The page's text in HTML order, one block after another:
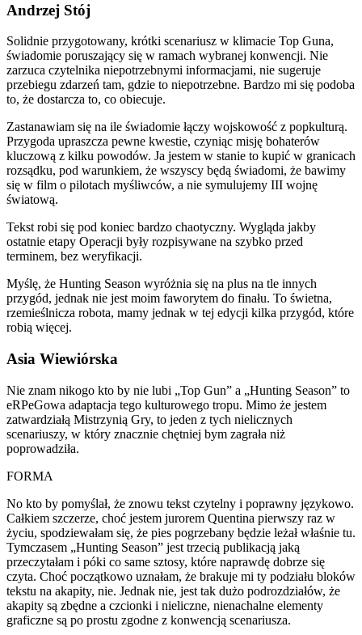
Andrzej Stój
Solidnie przygotowany, krótki scenariusz w klimacie Top Guna,
świadomie poruszający się w ramach wybranej konwencji. Nie
zarzuca czytelnika niepotrzebnymi informacjami, nie sugeruje
przebiegu zdarzeń tam, gdzie to niepotrzebne. Bardzo mi się podoba
to, że dostarcza to, co obiecuje.
Zastanawiam się na ile świadomie łączy wojskowość z popkulturą.
Przygoda upraszcza pewne kwestie, czyniąc misję bohaterów
kluczową z kilku powodów. Ja jestem w stanie to kupić w granicach
rozsądku, pod warunkiem, że wszyscy będą świadomi, że bawimy
się w film o pilotach myśliwców, a nie symulujemy III wojnę
światową.
Tekst robi się pod koniec bardzo chaotyczny. Wygląda jakby
ostatnie etapy Operacji były rozpisywane na szybko przed
terminem, bez weryfikacji.
Myślę, że Hunting Season wyróżnia się na plus na tle innych
przygód, jednak nie jest moim faworytem do finału. To świetna,
rzemieślnicza robota, mamy jednak w tej edycji kilka przygód, które
robią więcej.
Asia Wiewiórska
Nie znam nikogo kto by nie lubi „Top Gun” a „Hunting Season” to
eRPeGowa adaptacja tego kulturowego tropu. Mimo że jestem
zatwardziałą Mistrzynią Gry, to jeden z tych nielicznych
scenariuszy, w który znacznie chętniej bym zagrała niż
poprowadziła.
FORMA
No kto by pomyślał, że znowu tekst czytelny i poprawny językowo.
Całkiem szczerze, choć jestem jurorem Quentina pierwszy raz w
życiu, spodziewałam się, że pies pogrzebany będzie leżał właśnie tu.
Tymczasem „Hunting Season” jest trzecią publikacją jaką
przeczytałam i póki co same sztosy, które naprawdę dobrze się
czyta. Choć początkowo uznałam, że brakuje mi ty podziału bloków
tekstu na akapity, nie. Jednak nie, jest tak dużo podrozdziałów, że
akapity są zbędne a czcionki i nieliczne, nienachalne elementy
graficzne są po prostu zgodne z konwencją scenariusza.